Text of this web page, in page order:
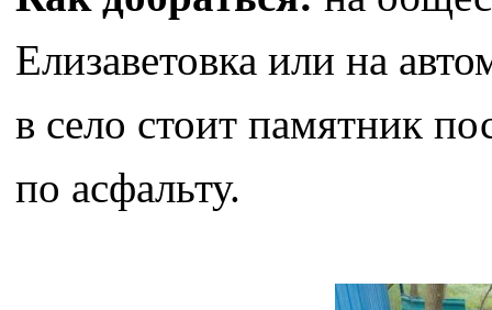
Елизаветовка или на
в село стоит памятник
по асфальту.